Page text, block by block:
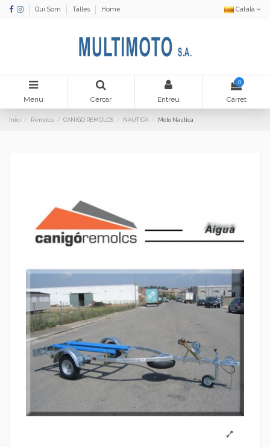
Qui Som Talles Home Català
Menu Cercar Entreu
0
Carret
Inici Remolcs CANIGO REMOLCS NAUTICA Moto Nàutica